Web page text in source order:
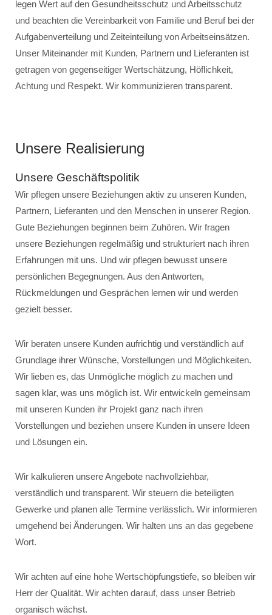
legen Wert auf den Gesundheitsschutz und Arbeitsschutz
und beachten die Vereinbarkeit von Familie und Beruf bei der
Aufgabenverteilung und Zeiteinteilung von Arbeitseinsätzen.
Unser Miteinander mit Kunden, Partnern und Lieferanten ist
getragen von gegenseitiger Wertschätzung, Höflichkeit,
Achtung und Respekt. Wir kommunizieren transparent.
Unsere Realisierung
Unsere Geschäftspolitik
Wir pflegen unsere Beziehungen aktiv zu unseren Kunden,
Partnern, Lieferanten und den Menschen in unserer Region.
Gute Beziehungen beginnen beim Zuhören. Wir fragen
unsere Beziehungen regelmäßig und strukturiert nach ihren
Erfahrungen mit uns. Und wir pflegen bewusst unsere
persönlichen Begegnungen. Aus den Antworten,
Rückmeldungen und Gesprächen lernen wir und werden
gezielt besser.
Wir beraten unsere Kunden aufrichtig und verständlich auf
Grundlage ihrer Wünsche, Vorstellungen und Möglichkeiten.
Wir lieben es, das Unmögliche möglich zu machen und
sagen klar, was uns möglich ist. Wir entwickeln gemeinsam
mit unseren Kunden ihr Projekt ganz nach ihren
Vorstellungen und beziehen unsere Kunden in unsere Ideen
und Lösungen ein.
Wir kalkulieren unsere Angebote nachvollziehbar,
verständlich und transparent. Wir steuern die beteiligten
Gewerke und planen alle Termine verlässlich. Wir informieren
umgehend bei Änderungen. Wir halten uns an das gegebene
Wort.
Wir achten auf eine hohe Wertschöpfungstiefe, so bleiben wir
Herr der Qualität. Wir achten darauf, dass unser Betrieb
organisch wächst.